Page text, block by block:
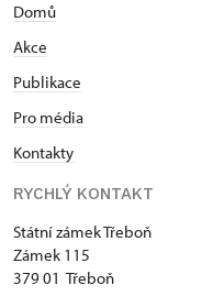
Domů
Akce
Publikace
Pro média
Kontakty
RYCHLÝ KONTAKT
Státní zámek Třeboň
Zámek 115
379 01 Třeboň